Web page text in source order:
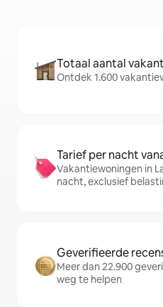
Totaal aantal
Ontdek 1.600
Tarief per nacht
Vakantiewoningen in
nacht, exclusief
Geverifieerde
Meer dan 22.900
weg te helpen